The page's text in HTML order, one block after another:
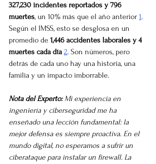
327,230 incidentes reportados y 796
muertes, un 10% más que el año anterior 1.
Según el IMSS, esto se desglosa en un
promedio de 1,446 accidentes laborales y 4
muertes cada día 2. Son números, pero
detrás de cada uno hay una historia, una
familia y un impacto imborrable.
Nota del Experto: Mi experiencia en
ingeniería y ciberseguridad me ha
enseñado una lección fundamental: la
mejor defensa es siempre proactiva. En el
mundo digital, no esperamos a sufrir un
ciberataque para instalar un firewall. La